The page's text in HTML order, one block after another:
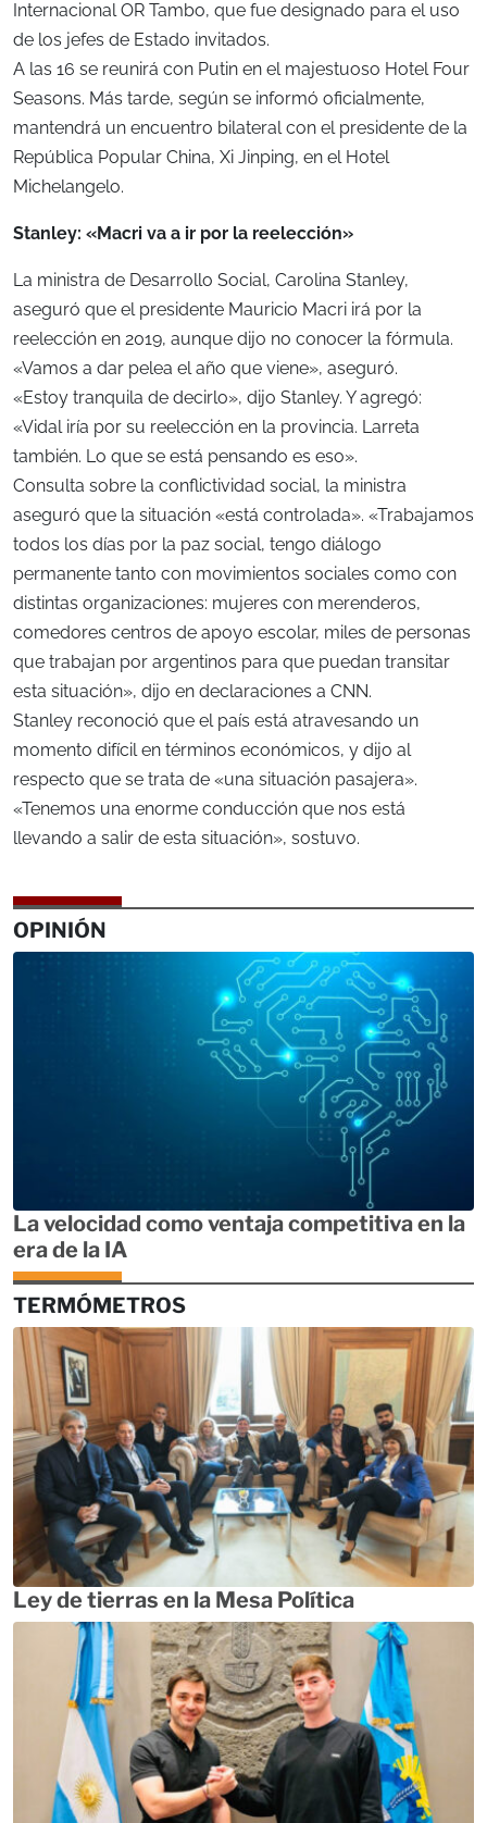
Internacional OR Tambo, que fue designado para el uso
de los jefes de Estado invitados.
A las 16 se reunirá con Putin en el majestuoso Hotel Four
Seasons. Más tarde, según se informó oficialmente,
mantendrá un encuentro bilateral con el presidente de la
República Popular China, Xi Jinping, en el Hotel
Michelangelo.
Stanley: «Macri va a ir por la reelección»
La ministra de Desarrollo Social, Carolina Stanley,
aseguró que el presidente Mauricio Macri irá por la
reelección en 2019, aunque dijo no conocer la fórmula.
«Vamos a dar pelea el año que viene», aseguró.
«Estoy tranquila de decirlo», dijo Stanley. Y agregó:
«Vidal iría por su reelección en la provincia. Larreta
también. Lo que se está pensando es eso».
Consulta sobre la conflictividad social, la ministra
aseguró que la situación «está controlada». «Trabajamos
todos los días por la paz social, tengo diálogo
permanente tanto con movimientos sociales como con
distintas organizaciones: mujeres con merenderos,
comedores centros de apoyo escolar, miles de personas
que trabajan por argentinos para que puedan transitar
esta situación», dijo en declaraciones a CNN.
Stanley reconoció que el país está atravesando un
momento difícil en términos económicos, y dijo al
respecto que se trata de «una situación pasajera».
«Tenemos una enorme conducción que nos está
llevando a salir de esta situación», sostuvo.
OPINIÓN
La velocidad como ventaja competitiva en la
era de la IA
TERMÓMETROS
Ley de tierras en la Mesa Política